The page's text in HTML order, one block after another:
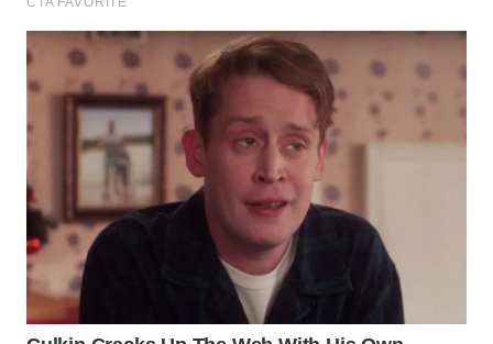
WAHANA
DESA
WISATA
LAPAK
Wahana
Network
KONSUMEN
LISTRIK